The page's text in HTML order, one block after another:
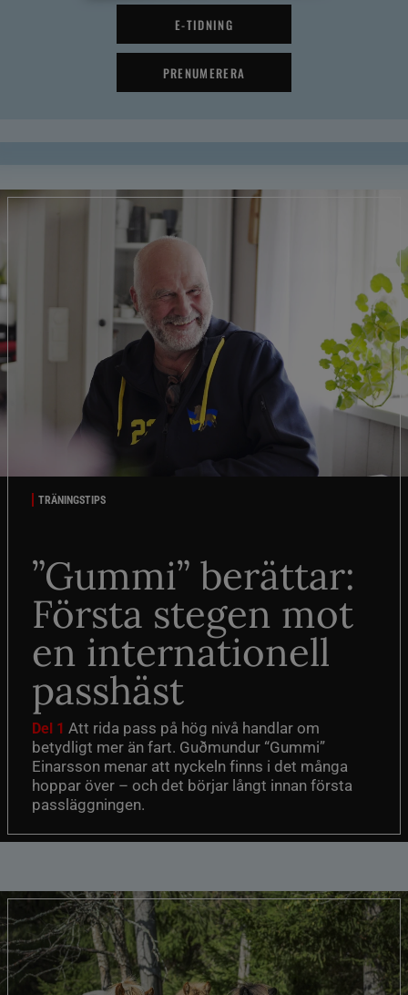
E-TIDNING
PRENUMERERA
TRÄNINGSTIPS
”Gummi” berättar:
Första stegen mot
en internationell
passhäst
Del 1 Att rida pass på hög nivå handlar om
betydligt mer än fart. Guðmundur “Gummi”
Einarsson menar att nyckeln finns i det många
hoppar över – och det börjar långt innan första
passläggningen.